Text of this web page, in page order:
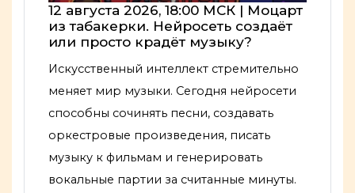
12 августа 2026, 18:00 МСК | Моцарт
из табакерки. Нейросеть создаёт
или просто крадёт музыку?
Искусственный интеллект стремительно
меняет мир музыки. Сегодня нейросети
способны сочинять песни, создавать
оркестровые произведения, писать
музыку к фильмам и генерировать
вокальные партии за считанные минуты.